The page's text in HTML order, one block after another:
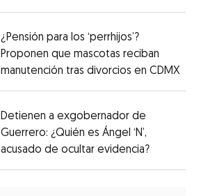
¿Pensión para los ‘perrhijos’?
Proponen que mascotas reciban
manutención tras divorcios en CDMX
Detienen a exgobernador de
Guerrero: ¿Quién es Ángel ‘N’,
acusado de ocultar evidencia?